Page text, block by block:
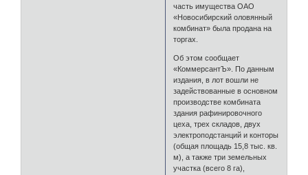
часть имущества ОАО
«Новосибирский оловянный
комбинат» была продана на
торгах.
Об этом сообщает
«КоммерсантЪ». По данным
издания, в лот вошли не
задействованные в основном
производстве комбината
здания рафинировочного
цеха, трех складов, двух
электроподстанций и конторы
(общая площадь 15,8 тыс. кв.
м), а также три земельных
участка (всего 8 га),